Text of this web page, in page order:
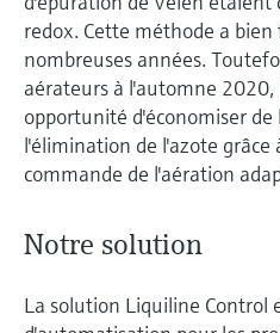
redox. Cette méthode a
nombreuses années.
aérateurs à l'automne 2020,
opportunité d'économiser
l'élimination de l'azote grâce
commande de l'aération
Notre solution
La solution Liquiline Control